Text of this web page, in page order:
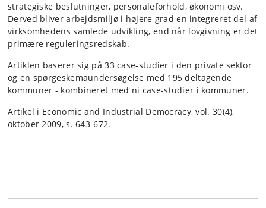
strategiske beslutninger, personaleforhold, økonomi osv.
Derved bliver arbejdsmiljø i højere grad en integreret del af
virksomhedens samlede udvikling, end når lovgivning er det
primære reguleringsredskab.
Artiklen baserer sig på 33 case-studier i den private sektor
og en spørgeskemaundersøgelse med 195 deltagende
kommuner - kombineret med ni case-studier i kommuner.
Artikel i Economic and Industrial Democracy, vol. 30(4),
oktober 2009, s. 643-672.